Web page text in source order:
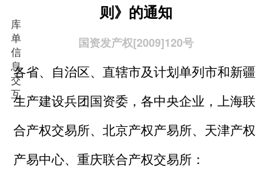
库
单
信
息
交
互
则》的通知
国资发产权[2009]120号
各省、自治区、直辖市及计划单列市和新疆
生产建设兵团国资委，各中央企业，上海联
合产权交易所、北京产权产易所、天津产权
产易中心、重庆联合产权交易所：